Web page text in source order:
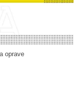
oprave